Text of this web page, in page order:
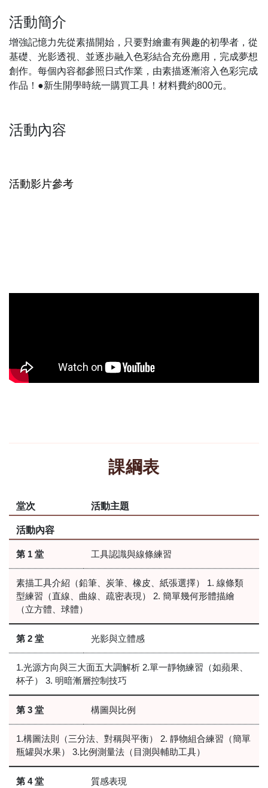
活動簡介
增強記憶力先從素描開始，只要對繪畫有興趣的初學者，從
基礎、光影透視、並逐步融入色彩結合充份應用，完成夢想
創作。每個內容都參照日式作業，由素描逐漸溶入色彩完成
作品！●新生開學時統一購買工具！材料費約800元。
活動內容
活動影片參考
課綱表
堂次 活動主題
活動內容
第 1 堂 工具認識與線條練習
素描工具介紹（鉛筆、炭筆、橡皮、紙張選擇） 1. 線條類
型練習（直線、曲線、疏密表現） 2. 簡單幾何形體描繪
（立方體、球體）
第 2 堂 光影與立體感
1.光源方向與三大面五大調解析 2.單一靜物練習（如蘋果、
杯子） 3. 明暗漸層控制技巧
第 3 堂 構圖與比例
1.構圖法則（三分法、對稱與平衡） 2. 靜物組合練習（簡單
瓶罐與水果） 3.比例測量法（目測與輔助工具）
第 4 堂 質感表現